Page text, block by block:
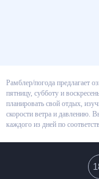
Рамблер/погода
именно на пятницу,
Перед тем как
температуре, осадкам,
перейти на подробный